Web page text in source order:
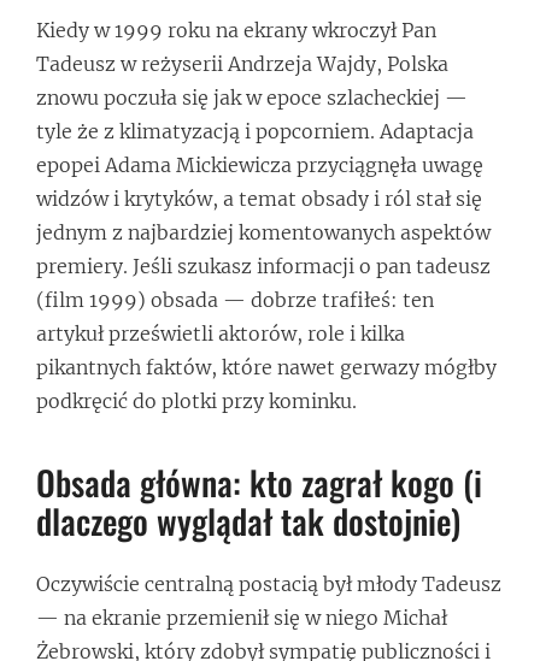
Kiedy w 1999 roku na ekrany wkroczył Pan
Tadeusz w reżyserii Andrzeja Wajdy, Polska
znowu poczuła się jak w epoce szlacheckiej —
tyle że z klimatyzacją i popcorniem. Adaptacja
epopei Adama Mickiewicza przyciągnęła uwagę
widzów i krytyków, a temat obsady i ról stał się
jednym z najbardziej komentowanych aspektów
premiery. Jeśli szukasz informacji o pan tadeusz
(film 1999) obsada — dobrze trafiłeś: ten
artykuł prześwietli aktorów, role i kilka
pikantnych faktów, które nawet gerwazy mógłby
podkręcić do plotki przy kominku.
Obsada główna: kto zagrał kogo (i
dlaczego wyglądał tak dostojnie)
Oczywiście centralną postacią był młody Tadeusz
— na ekranie przemienił się w niego Michał
Żebrowski, który zdobył sympatię publiczności i